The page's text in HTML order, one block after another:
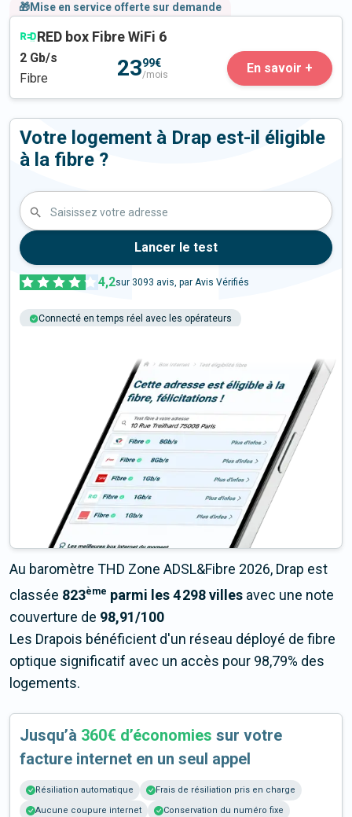
🎁Mise en service offerte sur demande
RED box Fibre WiFi 6
2 Gb/s
Fibre
2399€
/mois En savoir +
Votre logement à Drap est-il éligible
à la fibre ?
Saisissez votre adresse
Lancer le test
4,2sur 3093 avis, par Avis Vérifiés
Connecté en temps réel avec les opérateurs
Au baromètre THD Zone ADSL&Fibre 2026, Drap est
classée 823ème parmi les 4 298 villes avec une note
couverture de 98,91/100
Les Drapois bénéficient d'un réseau déployé de fibre
optique significatif avec un accès pour 98,79% des
logements.
Jusqu’à 360€ d’économies sur votre
facture internet en un seul appel
Résiliation automatique
Frais de résiliation pris en charge
Aucune coupure internet
Conservation du numéro fixe